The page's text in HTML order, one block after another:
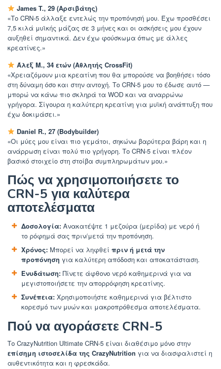
James T., 29 (Αρσιβάτης)
«Το CRN-5 άλλαξε εντελώς την προπόνησή μου. Έχω προσθέσει
7,5 κιλά μυϊκής μάζας σε 3 μήνες και οι ασκήσεις μου έχουν
αυξηθεί σημαντικά. Δεν έχω φούσκωμα όπως με άλλες
κρεατίνες.»
Άλεξ Μ., 34 ετών (Αθλητής CrossFit)
«Χρειαζόμουν μια κρεατίνη που θα μπορούσε να βοηθήσει τόσο
στη δύναμη όσο και στην αντοχή. Το CRN-5 μου το έδωσε αυτό —
μπορώ να κάνω πιο σκληρά τα WOD και να αναρρώνω
γρήγορα. Σίγουρα η καλύτερη κρεατίνη για μυϊκή ανάπτυξη που
έχω δοκιμάσει.»
Daniel R., 27 (Bodybuilder)
«Οι μύες μου είναι πιο γεμάτοι, σηκώνω βαρύτερα βάρη και η
ανάρρωση είναι πολύ πιο γρήγορη. Το CRN-5 είναι πλέον
βασικό στοιχείο στη στοίβα συμπληρωμάτων μου.»
Πώς να χρησιμοποιήσετε το
CRN-5 για καλύτερα
αποτελέσματα
Δοσολογία: Ανακατέψτε 1 μεζούρα (μερίδα) με νερό ή
το ρόφημά σας πριν/μετά την προπόνηση.
Χρόνος: Μπορεί να ληφθεί πριν ή μετά την
προπόνηση για καλύτερη απόδοση και αποκατάσταση.
Ενυδάτωση: Πίνετε άφθονο νερό καθημερινά για να
μεγιστοποιήσετε την απορρόφηση κρεατίνης.
Συνέπεια: Χρησιμοποιήστε καθημερινά για βέλτιστο
κορεσμό των μυών και μακροπρόθεσμα αποτελέσματα.
Πού να αγοράσετε CRN-5
Το CrazyNutrition Ultimate CRN-5 είναι διαθέσιμο μόνο στην
επίσημη ιστοσελίδα της CrazyNutrition για να διασφαλιστεί η
αυθεντικότητα και η φρεσκάδα.